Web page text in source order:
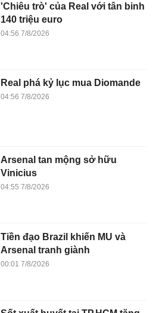
'Chiêu trò' của Real với tân binh
140 triệu euro
04:56 7/8/2026
Real phá kỷ lục mua Diomande
04:56 7/8/2026
Arsenal tan mộng sở hữu
Vinicius
04:55 7/8/2026
Tiền đạo Brazil khiến MU và
Arsenal tranh giành
00:01 7/8/2026